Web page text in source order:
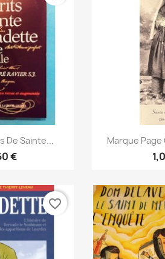
rapide
De Sainte...
€

Marque Page
favorite_border